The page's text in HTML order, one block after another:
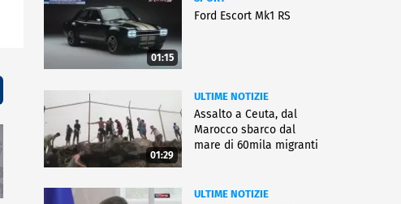
01:15
Ford Escort Mk1 RS
01:29
ULTIME NOTIZIE
Assalto a Ceuta, dal
Marocco sbarco dal
mare di 60mila migranti
ULTIME NOTIZIE